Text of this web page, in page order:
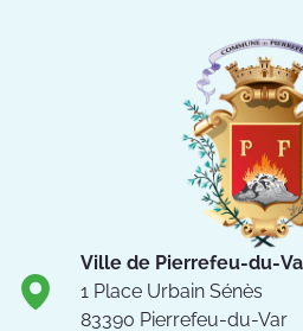
Ville de Pierrefeu-du-
1 Place Urbain Sénès
83390 Pierrefeu-du-Var